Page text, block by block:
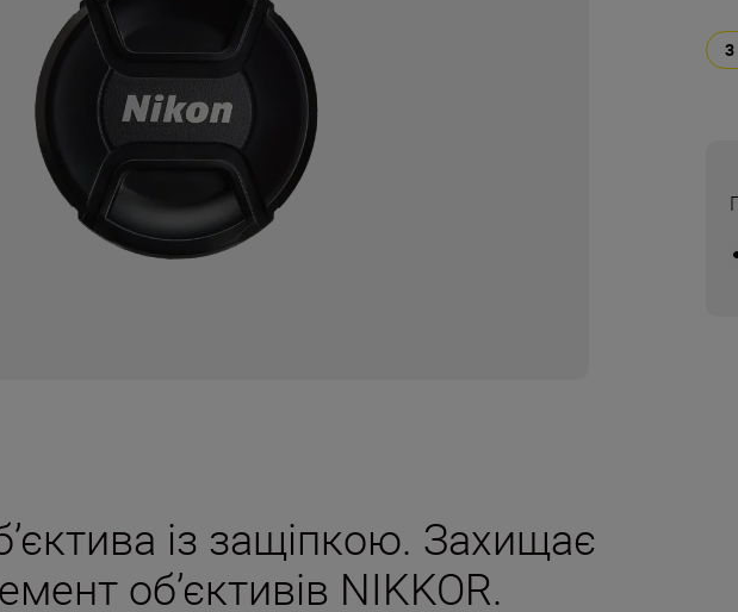
із защіпкою. Захищає
об’єктивів NIKKOR.